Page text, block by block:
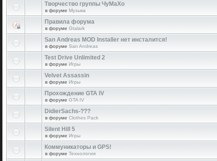
Творчество группы ЧуМаХо
в форуме Музыка
Правила форума
в форуме Gtalark
San Andreas MOD Installer нет инсталится!
в форуме San Andreas
Test Drive Unlimited 2
в форуме Игры
Velvet Assassin
в форуме Игры
Прохождение GTA IV
в форуме GTA IV
DidierSachs-???
в форуме Clothes Pack
Silent Hill 5
в форуме Игры
Коммуникаторы и GPS!
в форуме Технология